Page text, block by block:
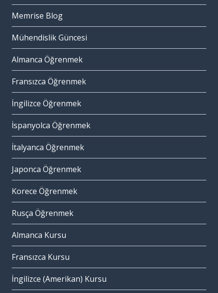
Memrise Blog
Mühendislik Güncesi
Almanca Öğrenmek
Fransızca Öğrenmek
İngilizce Öğrenmek
İspanyolca Öğrenmek
İtalyanca Öğrenmek
Japonca Öğrenmek
Korece Öğrenmek
Rusça Öğrenmek
Almanca Kursu
Fransızca Kursu
İngilizce (Amerikan) Kursu